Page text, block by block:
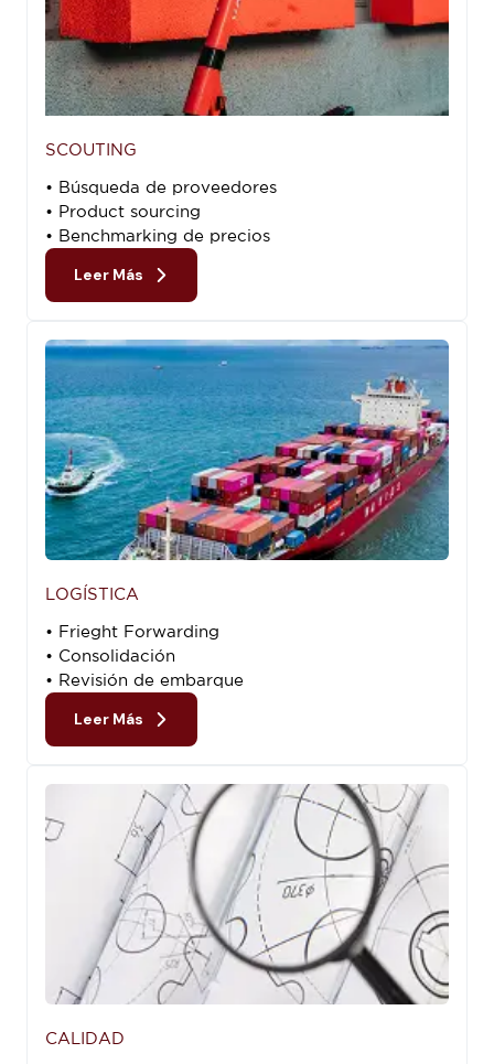
SCOUTING
• Búsqueda de proveedores
• Product sourcing
• Benchmarking de precios
Leer Más
LOGÍSTICA
• Frieght Forwarding
• Consolidación
• Revisión de embarque
Leer Más
CALIDAD